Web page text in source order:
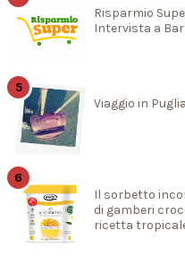
Risparmio
Intervista a
Viaggio in
Il sorbetto
di gamberi
ricetta